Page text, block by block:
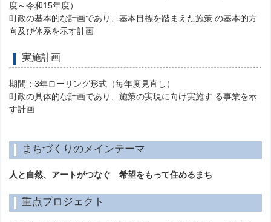
度～令和15年度）
町政の基本的な計画であり、基本目標を踏まえた施策 の基本的方
向及び体系を示す計画
実施計画
期間：3年ローリング形式（毎年度見直し）
町政の具体的な計画であり、施策の実現に向け実施す る事業を示
す計画
まちづくりのメインテーマ
人と自然、アートがつなぐ 希望をもって住めるまち
重点プロジェクト